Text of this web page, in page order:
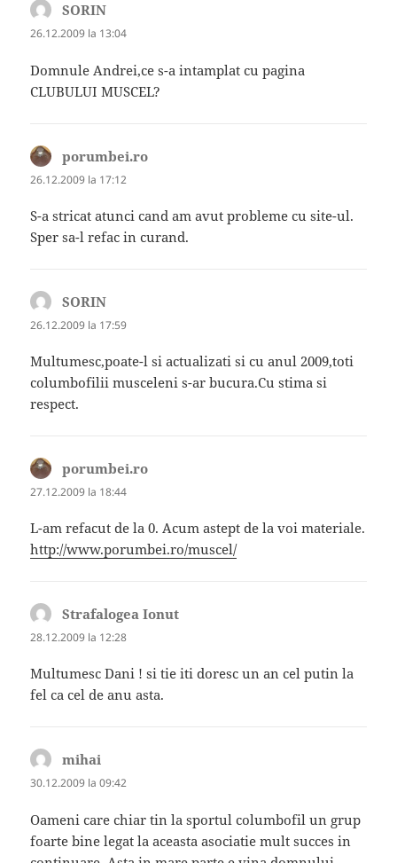
SORIN
26.12.2009 la 13:04
Domnule Andrei,ce s-a intamplat cu pagina
CLUBULUI MUSCEL?
porumbei.ro
26.12.2009 la 17:12
S-a stricat atunci cand am avut probleme cu site-ul.
Sper sa-l refac in curand.
SORIN
26.12.2009 la 17:59
Multumesc,poate-l si actualizati si cu anul 2009,toti
columbofilii musceleni s-ar bucura.Cu stima si
respect.
porumbei.ro
27.12.2009 la 18:44
L-am refacut de la 0. Acum astept de la voi materiale.
http://www.porumbei.ro/muscel/
Strafalogea Ionut
28.12.2009 la 12:28
Multumesc Dani ! si tie iti doresc un an cel putin la
fel ca cel de anu asta.
mihai
30.12.2009 la 09:42
Oameni care chiar tin la sportul columbofil un grup
foarte bine legat la aceasta asociatie mult succes in